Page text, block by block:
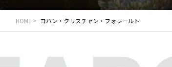
HOME ヨハン・クリスチャン・フォレールト